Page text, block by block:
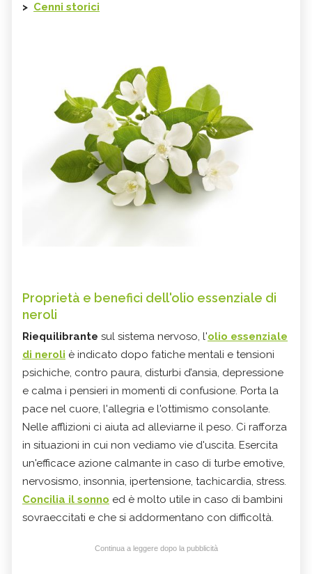
> Cenni storici
Proprietà e benefici dell'olio essenziale di
neroli
Riequilibrante sul sistema nervoso, l'olio essenziale
di neroli è indicato dopo fatiche mentali e tensioni
psichiche, contro paura, disturbi d’ansia, depressione
e calma i pensieri in momenti di confusione. Porta la
pace nel cuore, l'allegria e l'ottimismo consolante.
Nelle afflizioni ci aiuta ad alleviarne il peso. Ci rafforza
in situazioni in cui non vediamo vie d'uscita. Esercita
un'efficace azione calmante in caso di turbe emotive,
nervosismo, insonnia, ipertensione, tachicardia, stress.
Concilia il sonno ed è molto utile in caso di bambini
sovraeccitati e che si addormentano con difficoltà.
Continua a leggere dopo la pubblicità